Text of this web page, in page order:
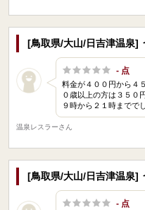
[鳥取県/大山/日吉津温泉]
- 点
料金が４００円から４
０歳以上の方は３５０円に
９時から２１時までで
温泉レスラーさん
[鳥取県/大山/日吉津温泉]
- 点